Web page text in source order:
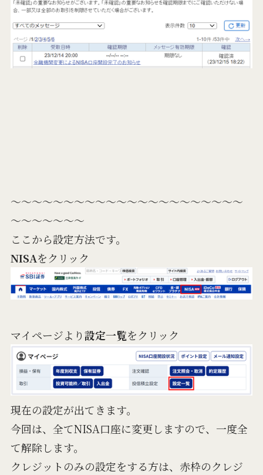
～～～～～～～～～～～～～～～～～～～～～～
～～～～～～～
ここから設定方法です。
NISAをクリック
マイページより設定一覧をクリック
現在の設定が出てきます。
今回は、全てNISA口座に変更しますので、一度全
て解除します。
クレジットのみの設定をする方は、赤枠のクレジ